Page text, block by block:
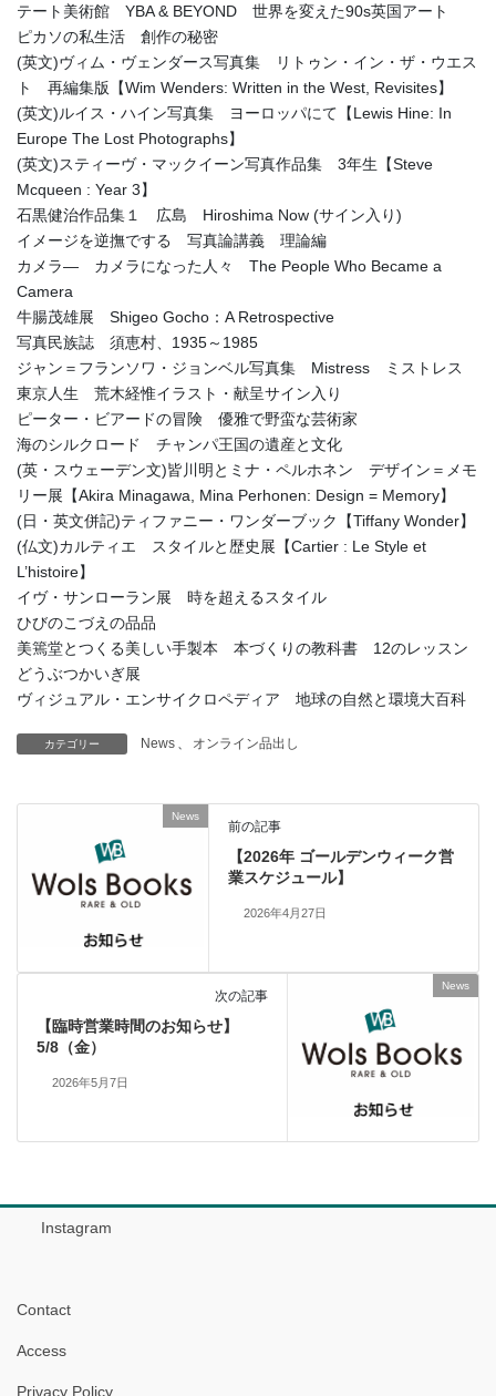
テート美術館 YBA & BEYOND 世界を変えた90s英国アート
ピカソの私生活 創作の秘密
(英文)ヴィム・ヴェンダース写真集 リトゥン・イン・ザ・ウエス
ト 再編集版【Wim Wenders: Written in the West, Revisites】
(英文)ルイス・ハイン写真集 ヨーロッパにて【Lewis Hine: In
Europe The Lost Photographs】
(英文)スティーヴ・マックイーン写真作品集 3年生【Steve
Mcqueen : Year 3】
石黒健治作品集１ 広島 Hiroshima Now (サイン入り)
イメージを逆撫でする 写真論講義 理論編
カメラ― カメラになった人々 The People Who Became a
Camera
牛腸茂雄展 Shigeo Gocho：A Retrospective
写真民族誌 須恵村、1935～1985
ジャン＝フランソワ・ジョンベル写真集 Mistress ミストレス
東京人生 荒木経惟イラスト・献呈サイン入り
ピーター・ビアードの冒険 優雅で野蛮な芸術家
海のシルクロード チャンパ王国の遺産と文化
(英・スウェーデン文)皆川明とミナ・ペルホネン デザイン＝メモ
リー展【Akira Minagawa, Mina Perhonen: Design = Memory】
(日・英文併記)ティファニー・ワンダーブック【Tiffany Wonder】
(仏文)カルティエ スタイルと歴史展【Cartier : Le Style et
L’histoire】
イヴ・サンローラン展 時を超えるスタイル
ひびのこづえの品品
美篶堂とつくる美しい手製本 本づくりの教科書 12のレッスン
どうぶつかいぎ展
ヴィジュアル・エンサイクロペディア 地球の自然と環境大百科
カテゴリー News 、 オンライン品出し
News
前の記事
【2026年 ゴールデンウィーク営
業スケジュール】
2026年4月27日
News
次の記事
【臨時営業時間のお知らせ】
5/8（金）
2026年5月7日
Instagram
Contact
Access
Privacy Policy